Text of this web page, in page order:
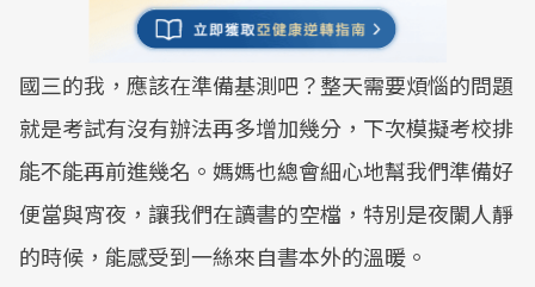
國三的我，應該在準備基測吧？整天需要煩惱的問題
就是考試有沒有辦法再多增加幾分，下次模擬考校排
能不能再前進幾名。媽媽也總會細心地幫我們準備好
便當與宵夜，讓我們在讀書的空檔，特別是夜闌人靜
的時候，能感受到一絲來自書本外的溫暖。